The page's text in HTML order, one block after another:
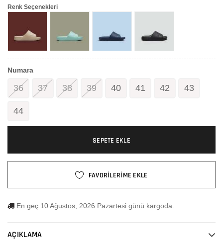
Renk Seçenekleri
Numara
36 37 38 39 40 41 42 43
44
SEPETE EKLE
FAVORİLERİME EKLE
En geç 10 Ağustos, 2026 Pazartesi günü kargoda.
AÇIKLAMA